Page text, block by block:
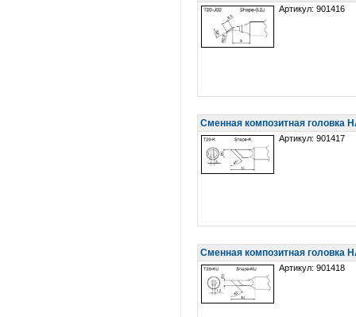
Артикул: 901416
Сменная композитная головка
Артикул: 901417
Сменная композитная головка
Артикул: 901418